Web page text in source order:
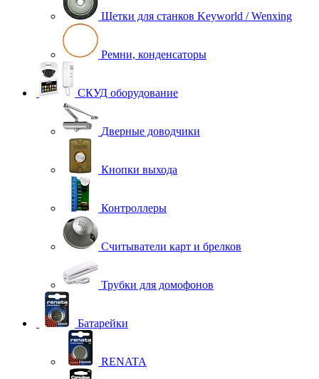
Щетки для станков Keyworld / Wenxing
Ремни, конденсаторы
СКУД оборудование
Дверные доводчики
Кнопки выхода
Контроллеры
Считыватели карт и брелков
Трубки для домофонов
Батарейки
RENATA